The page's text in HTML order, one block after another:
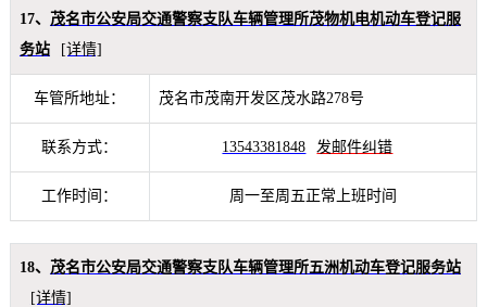
17、 茂名市公安局交通警察支队车辆管理所茂物机电机动车登记服
务站
[详情]
车管所地址： 茂名市茂南开发区茂水路278号
联系方式： 13543381848 发邮件纠错
工作时间： 周一至周五正常上班时间
18、 茂名市公安局交通警察支队车辆管理所五洲机动车登记服务站
[详情]